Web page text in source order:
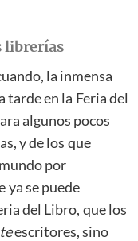
librerías
la inmensa
tarde en la Feria del
algunos pocos
y de los que
por
ya se puede
del Libro, que los
escritores, sino